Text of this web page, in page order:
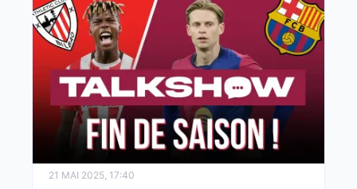
21 MAI 2025, 17:40